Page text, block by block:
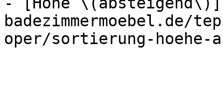
badezimmermoebel.de/